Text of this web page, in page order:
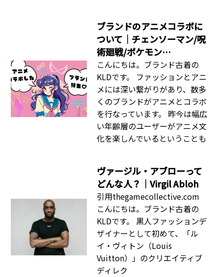
ブランドのアニメコラボに
ついて｜チェンソーマン/呪
術廻戦/ポケモン…
こんにちは。ブランド古着の
KLDです。 ファッションとアニ
メには深い繋がりがあり、数多
くのブランドがアニメとコラボ
を行なっています。 昨今は幅広
い年齢層のユーザーがアニメ文
化を楽しんでいるということも
ヴァージル・アブローって
どんな人？｜Virgil Abloh
引用thegamecollective.com
こんにちは。ブランド古着の
KLDです。 黒人ファッションデ
ザイナーとして初めて、「ル
イ・ヴィトン（Louis
Vuitton）」のクリエイティブ
ディレク